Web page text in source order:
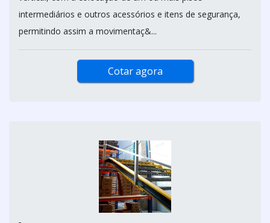
intermediários e outros acessórios e itens de segurança,
permitindo assim a movimentaç&...
Cotar agora